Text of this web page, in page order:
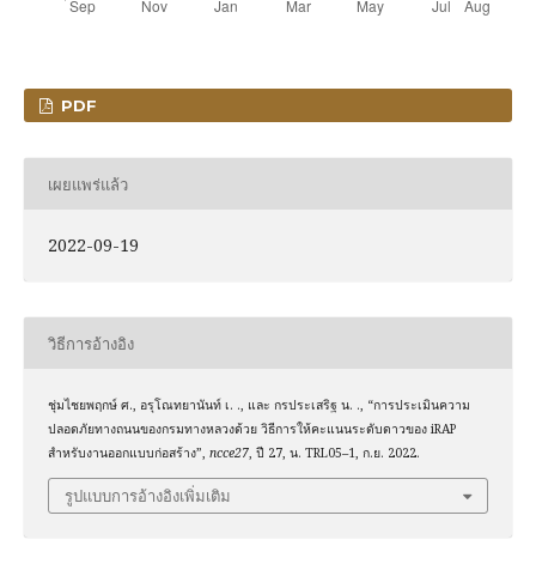
PDF
เผยแพร่แล้ว
2022-09-19
วิธีการอ้างอิง
ชุ่มไชยพฤกษ์ ศ., อรุโณทยานันท์ เ. ., และ กรประเสริฐ น. ., “การประเมินความ
ปลอดภัยทางถนนของกรมทางหลวงด้วย วิธีการให้คะแนนระดับดาวของ iRAP
สำหรับงานออกแบบก่อสร้าง”, ncce27, ปี 27, น. TRL05–1, ก.ย. 2022.
รูปแบบการอ้างอิงเพิ่มเติม